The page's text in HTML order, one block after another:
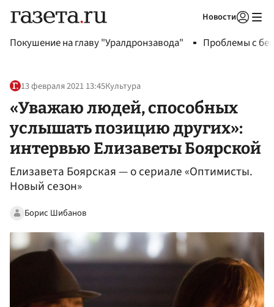
Новости
Покушение на главу "Уралдронзавода" Проблемы с
13 февраля 2021 13:45Культура
«Уважаю людей, способных
услышать позицию других»:
интервью Елизаветы Боярской
Елизавета Боярская — о сериале «Оптимисты.
Новый сезон»
Борис Шибанов